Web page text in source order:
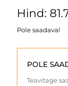
Hind:
Pole saadaval
POLE
Teavitage